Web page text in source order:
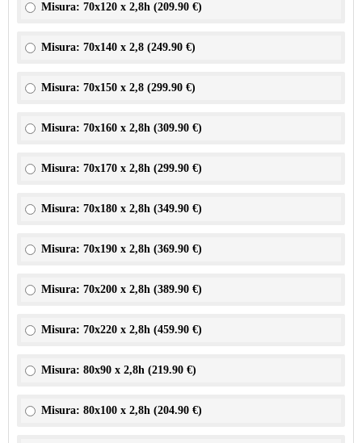
Misura: 70x120 x 2,8h (209.90 €)
Misura: 70x140 x 2,8 (249.90 €)
Misura: 70x150 x 2,8 (299.90 €)
Misura: 70x160 x 2,8h (309.90 €)
Misura: 70x170 x 2,8h (299.90 €)
Misura: 70x180 x 2,8h (349.90 €)
Misura: 70x190 x 2,8h (369.90 €)
Misura: 70x200 x 2,8h (389.90 €)
Misura: 70x220 x 2,8h (459.90 €)
Misura: 80x90 x 2,8h (219.90 €)
Misura: 80x100 x 2,8h (204.90 €)